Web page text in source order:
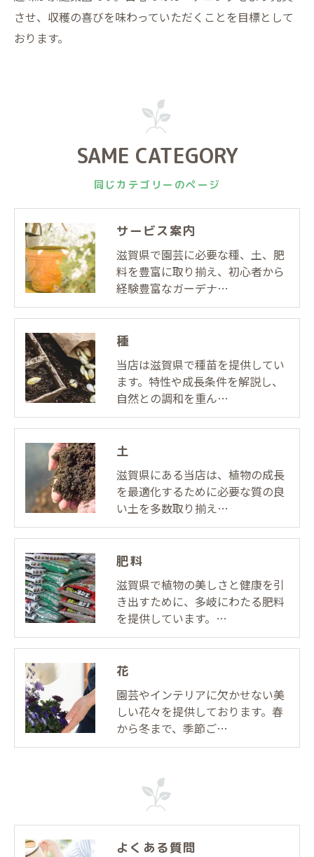
させ、収穫の喜びを味わっていただくことを目標として
おります。
同じカテゴリーのページ
SAME CATEGORY
サービス案内
滋賀県で園芸に必要な種、土、肥
料を豊富に取り揃え、初心者から
経験豊富なガーデナ…
種
当店は滋賀県で種苗を提供してい
ます。特性や成長条件を解説し、
自然との調和を重ん…
土
滋賀県にある当店は、植物の成長
を最適化するために必要な質の良
い土を多数取り揃え…
肥料
滋賀県で植物の美しさと健康を引
き出すために、多岐にわたる肥料
を提供しています。…
花
園芸やインテリアに欠かせない美
しい花々を提供しております。春
から冬まで、季節ご…
よくある質問